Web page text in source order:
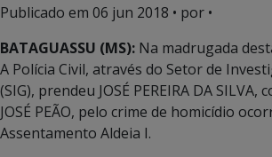
Publicado em 06 jun 2018 • por •
BATAGUASSU (MS): Na madrugada
A Polícia Civil, através do Setor de
(SIG), prendeu JOSÉ PEREIRA DA SILVA,
JOSÉ PEÃO, pelo crime de homicídio
Assentamento Aldeia I.